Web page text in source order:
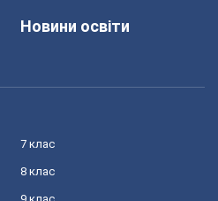
Новини освіти
7 клас
8 клас